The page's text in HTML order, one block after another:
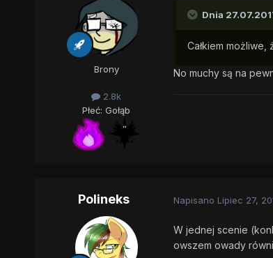
Brony
2.8k
Płeć: Gołąb
Dnia
Całkiem możliwe,
No muchy są na
Polineks Napisano Lipiec 27,
W jednej scenie
owszem owady